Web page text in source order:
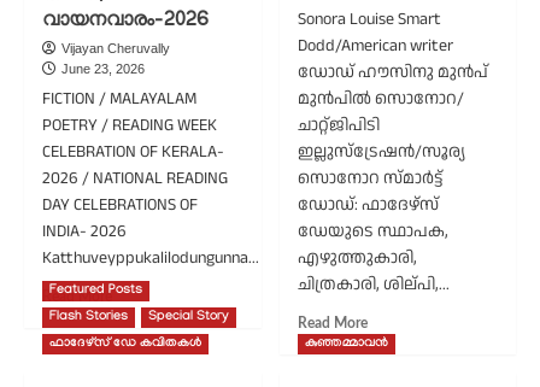
വായനവാരം-2026
Vijayan Cheruvally
June 23, 2026
FICTION / MALAYALAM
POETRY / READING WEEK
CELEBRATION OF KERALA-
2026 / NATIONAL READING
DAY CELEBRATIONS OF
INDIA- 2026
Katthuveyppukalilodungunna...
Read MoreRead
more
about
Sonora Louise Smart
Dodd/American writer
ഡോഡ് ഹൗസിനു മുൻപ്
മുൻപിൽ സൊനോറ/
ചാറ്റ്ജിപിടി
ഇല്ലുസ്ട്രേഷൻ/സൂര്യ
സൊനോറ സ്മാർട്ട്
ഡോഡ്: ഫാദേഴ്‌സ്
ഡേയുടെ സ്ഥാപക,
എഴുത്തുകാരി,
ചിത്രകാരി, ശില്പി,...
Read MoreRead
more
Featured Posts
Flash Stories
Special Story
ഫാദേഴ്സ് ഡേ കവിതകൾ
കുഞ്ഞമ്മാവൻ